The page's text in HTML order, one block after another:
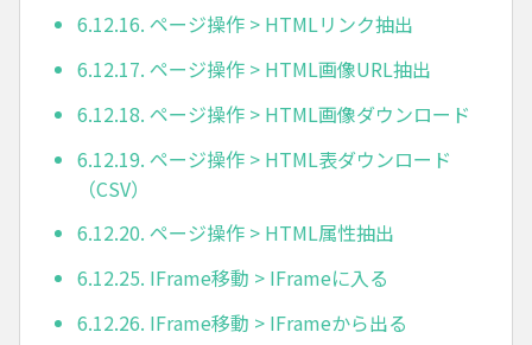
6.12.16. ページ操作 > HTMLリンク抽出
6.12.17. ページ操作 > HTML画像URL抽出
6.12.18. ページ操作 > HTML画像ダウンロード
6.12.19. ページ操作 > HTML表ダウンロード
（CSV）
6.12.20. ページ操作 > HTML属性抽出
6.12.25. IFrame移動 > IFrameに入る
6.12.26. IFrame移動 > IFrameから出る